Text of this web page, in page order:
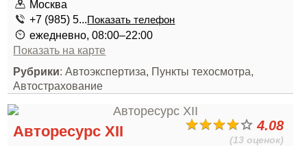
Москва
+7 (985) 5...Показать телефон
ежедневно, 08:00–22:00
Показать на карте
Рубрики: Автоэкспертиза, Пункты техосмотра,
Автострахование
4.08
(13 оценок)
Авторесурс XII